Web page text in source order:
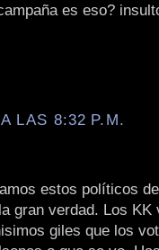
es eso?
LAS 8:32 P.M.
estos políticos
gran verdad. Los KK
giles que los